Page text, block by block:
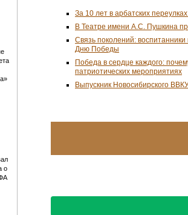
За 10 лет в арбатских
В Театре имени А.С. Пушкина
Связь поколений:
Дню Победы
Победа в сердце каждого:
патриотических мероприятиях
Выпускник Новосибирского
о